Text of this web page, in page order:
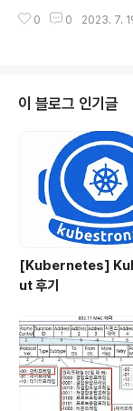
07.20 기준 Attacker 문
험상 이런문제는 100자
다. 그리고 BigIAM
이런 문제는 웹페이지를
어떻게 동작하는지 또는
0 0 2023. 7.
이 블로그 인기글
[Kubernetes]
ut 후기